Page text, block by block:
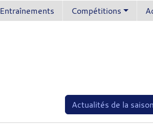
Entraînements Compétitions
Actualités de la